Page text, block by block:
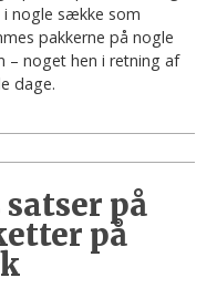
i nogle sække som
pakkerne på nogle
– noget hen i retning af
dage.
på
på